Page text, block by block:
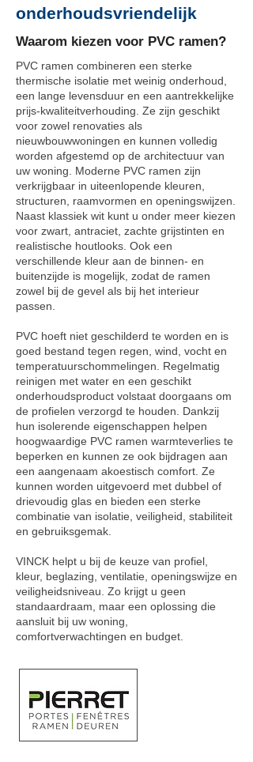
onderhoudsvriendelijk
Waarom kiezen voor PVC ramen?
PVC ramen combineren een sterke
thermische isolatie met weinig onderhoud,
een lange levensduur en een aantrekkelijke
prijs-kwaliteitverhouding. Ze zijn geschikt
voor zowel renovaties als
nieuwbouwwoningen en kunnen volledig
worden afgestemd op de architectuur van
uw woning. Moderne PVC ramen zijn
verkrijgbaar in uiteenlopende kleuren,
structuren, raamvormen en openingswijzen.
Naast klassiek wit kunt u onder meer kiezen
voor zwart, antraciet, zachte grijstinten en
realistische houtlooks. Ook een
verschillende kleur aan de binnen- en
buitenzijde is mogelijk, zodat de ramen
zowel bij de gevel als bij het interieur
passen.
PVC hoeft niet geschilderd te worden en is
goed bestand tegen regen, wind, vocht en
temperatuurschommelingen. Regelmatig
reinigen met water en een geschikt
onderhoudsproduct volstaat doorgaans om
de profielen verzorgd te houden. Dankzij
hun isolerende eigenschappen helpen
hoogwaardige PVC ramen warmteverlies te
beperken en kunnen ze ook bijdragen aan
een aangenaam akoestisch comfort. Ze
kunnen worden uitgevoerd met dubbel of
drievoudig glas en bieden een sterke
combinatie van isolatie, veiligheid, stabiliteit
en gebruiksgemak.
VINCK helpt u bij de keuze van profiel,
kleur, beglazing, ventilatie, openingswijze en
veiligheidsniveau. Zo krijgt u geen
standaardraam, maar een oplossing die
aansluit bij uw woning,
comfortverwachtingen en budget.